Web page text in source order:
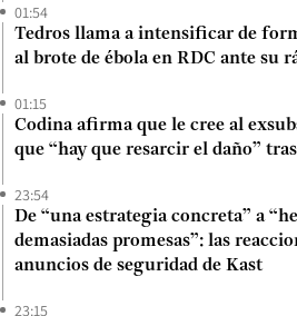
01:54
Tedros llama a intensificar de
al brote de ébola en RDC ante su
01:15
Codina afirma que le cree al
que “hay que resarcir el daño”
23:54
De “una estrategia concreta” a
demasiadas promesas”: las
anuncios de seguridad de Kast
23:15